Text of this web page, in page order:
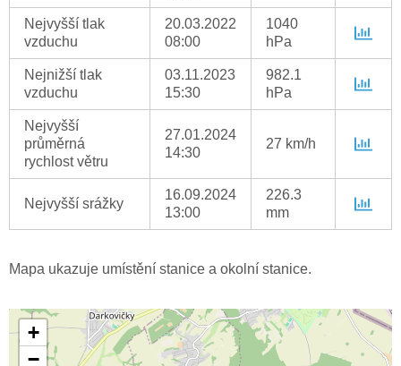
Nejvyšší tlak
vzduchu
20.03.2022
08:00
1040
hPa
Nejnižší tlak
vzduchu
03.11.2023
15:30
982.1
hPa
Nejvyšší
průměrná
rychlost větru
27.01.2024
14:30
27 km/h
Nejvyšší srážky
16.09.2024
13:00
226.3
mm
Mapa ukazuje umístění stanice a okolní stanice.
+
−